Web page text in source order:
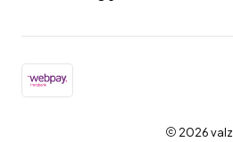
2026 valz.